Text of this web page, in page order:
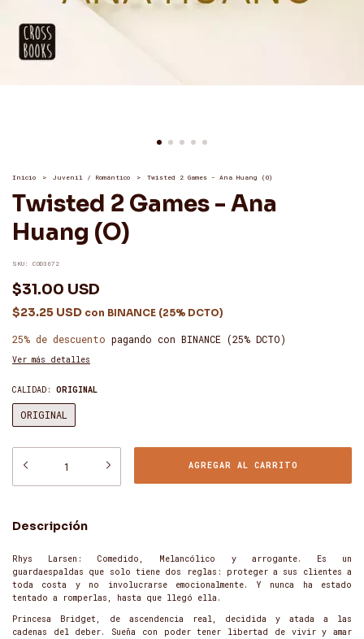
Inicio > Juvenil / Romántico > Twisted 2 Games - Ana Huang (O)
Twisted 2 Games - Ana
Huang (O)
SKU: COD3672
$31.00 USD
$23.25 USD con BINANCE (25% DCTO)
25% de descuento pagando con BINANCE (25% DCTO)
Ver más detalles
CALIDAD: ORIGINAL
ORIGINAL
Descripción
Rhys Larsen: Comedido, Melancólico y arrogante. Es un
guardaespaldas que solo tiene dos reglas: proteger a sus clientes a
toda costa y no involucrarse emocionalmente. Y nunca ha estado
tentado a romperlas, hasta que llegó ella.
Princesa Bridget, de ascendencia real, decidida y atada a las
cadenas del deber. Sueña con poder tener libertad de vivir y amar